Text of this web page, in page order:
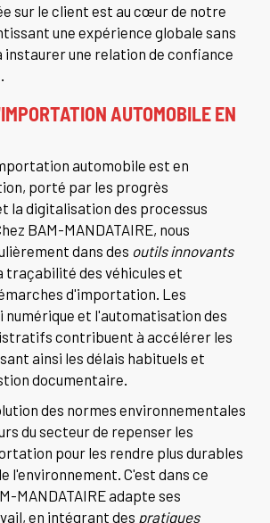
sur le client est au cœur de notre
une expérience globale sans
instaurer une relation de confiance
AUTOMOBILE EN
automobile est en
porté par les progrès
la digitalisation des processus
BAM-MANDATAIRE, nous
dans des outils innovants
traçabilité des véhicules et
d'importation. Les
numérique et l'automatisation des
contribuent à accélérer les
ainsi les délais habituels et
documentaire.
des normes environnementales
du secteur de repenser les
pour les rendre plus durables
l'environnement. C'est dans ce
MANDATAIRE adapte ses
en intégrant des pratiques